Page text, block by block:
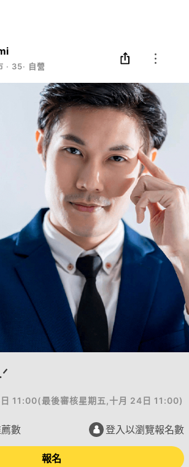
‧ 35‧ 自營業者
11:00(最後審核星期五,十月 24日 11:00)
數 登入以瀏覽報名數
報名